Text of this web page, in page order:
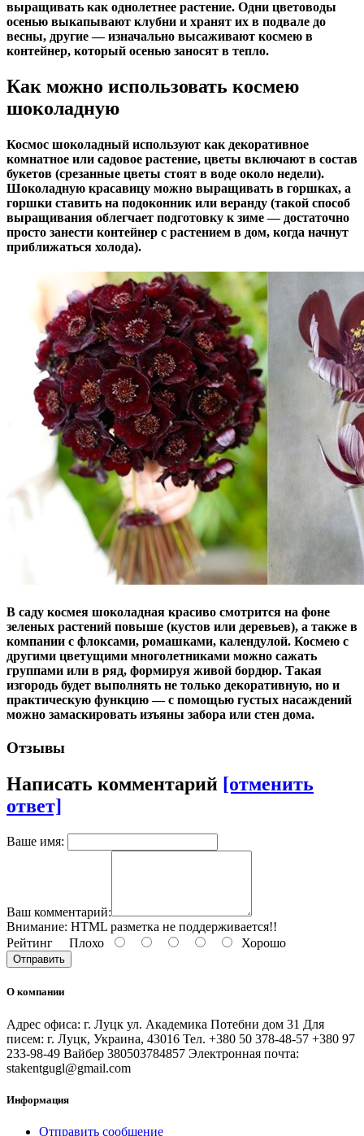
выращивать как однолетнее растение. Одни цветоводы
осенью выкапывают клубни и хранят их в подвале до
весны, другие — изначально высаживают космею в
контейнер, который осенью заносят в тепло.
Как можно использовать космею
шоколадную
Космос шоколадный используют как декоративное
комнатное или садовое растение, цветы включают в состав
букетов (срезанные цветы стоят в воде около недели).
Шоколадную красавицу можно выращивать в горшках, а
горшки ставить на подоконник или веранду (такой способ
выращивания облегчает подготовку к зиме — достаточно
просто занести контейнер с растением в дом, когда начнут
приближаться холода).
В саду космея шоколадная красиво смотрится на фоне
зеленых растений повыше (кустов или деревьев), а также в
компании с флоксами, ромашками, календулой. Космею с
другими цветущими многолетниками можно сажать
группами или в ряд, формируя живой бордюр. Такая
изгородь будет выполнять не только декоративную, но и
практическую функцию — с помощью густых насаждений
можно замаскировать изъяны забора или стен дома.
Отзывы
Написать комментарий [отменить
ответ]
Ваше имя:
Ваш комментарий:
Внимание: HTML разметка не поддерживается!!
Рейтинг Плохо Хорошо
Отправить
О компании
Адрес офиса: г. Луцк ул. Академика Потебни дом 31 Для
писем: г. Луцк, Украина, 43016 Тел. +380 50 378-48-57 +380 97
233-98-49 Вайбер 380503784857 Электронная почта:
stakentgugl@gmail.com
Информация
Отправить сообщение